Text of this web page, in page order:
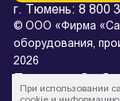
г. Тюмень: 8 800
© ООО «Фирма
оборудования,
2026
Политика
* Все цены на
При использовании